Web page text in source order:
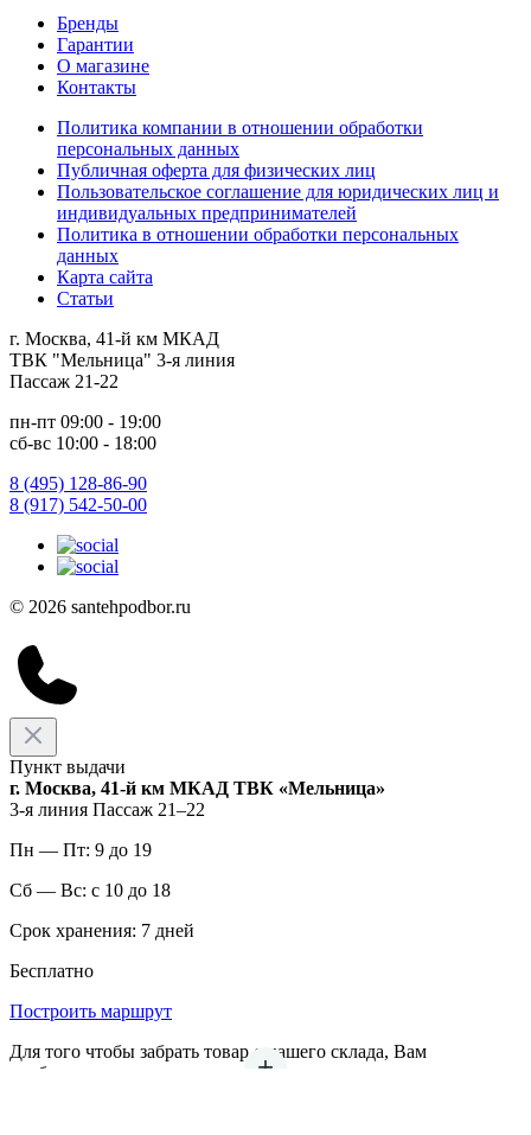
Бренды
Гарантии
О магазине
Контакты
Политика компании в отношении обработки
персональных данных
Публичная оферта для физических лиц
Пользовательское соглашение для юридических лиц и
индивидуальных предпринимателей
Политика в отношении обработки персональных
данных
Карта сайта
Статьи
г. Москва, 41-й км МКАД
ТВК "Мельница" 3-я линия
Пассаж 21-22
пн-пт 09:00 - 19:00
сб-вс 10:00 - 18:00
8 (495) 128-86-90
8 (917) 542-50-00
© 2026 santehpodbor.ru
Пункт выдачи
г. Москва, 41-й км МКАД ТВК «Мельница»
3-я линия Пассаж 21–22
Пн — Пт: 9 до 19
Сб — Вс: с 10 до 18
Срок хранения: 7 дней
Бесплатно
Построить маршрут
Для того чтобы забрать товар с нашего склада, Вам
необходимо предварительно связаться с менеджером нашего